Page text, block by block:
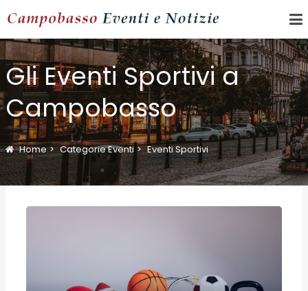
Gli Eventi Sportivi a
Campobasso
Home Categorie Eventi Eventi Sportivi